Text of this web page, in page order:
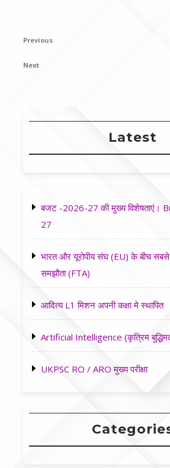
Post
Previous
Previous
Next
Next
Latest
बजट -2026-27 की मुख्य विशेषताएं।
27
भारत और यूरोपीय संघ (EU) के बीच सबसे
समझौता (FTA)
आदित्य L1 मिशन अपनी कक्षा मे स्थापित
Artificial Intelligence (कृत्रिम
UKPSC RO / ARO मुख्य परीक्षा